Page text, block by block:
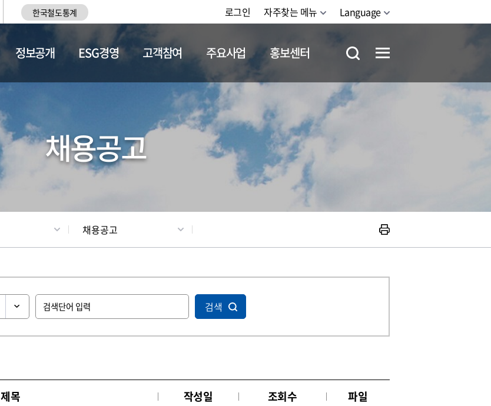
한국철도통계 로그인 자주찾는 메뉴 Language
채용정보
정보공개 ESG경영 고객참여 주요사업 홍보센터
채용공고
채용공고
검색
제목 작성일 조회수 파일